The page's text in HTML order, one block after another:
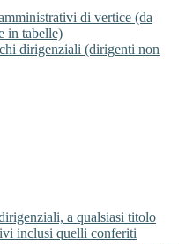
di vertice (da
in tabelle)
dirigenziali (dirigenti non
a qualsiasi titolo
inclusi quelli conferiti